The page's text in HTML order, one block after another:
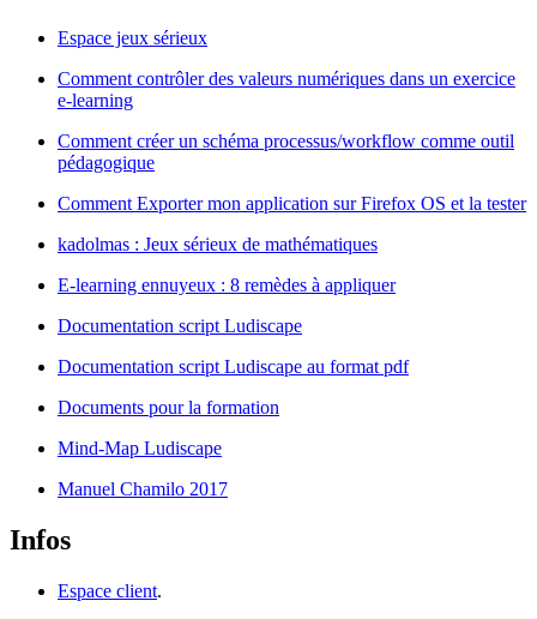
Espace jeux sérieux
Comment contrôler des valeurs numériques dans un exercice
e-learning
Comment créer un schéma processus/workflow comme outil
pédagogique
Comment Exporter mon application sur Firefox OS et la tester
kadolmas : Jeux sérieux de mathématiques
E-learning ennuyeux : 8 remèdes à appliquer
Documentation script Ludiscape
Documentation script Ludiscape au format pdf
Documents pour la formation
Mind-Map Ludiscape
Manuel Chamilo 2017
Infos
Espace client.